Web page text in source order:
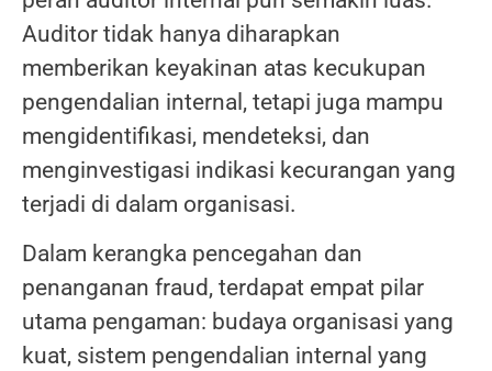
Auditor tidak hanya diharapkan
memberikan keyakinan atas kecukupan
pengendalian internal, tetapi juga mampu
mengidentifikasi, mendeteksi, dan
menginvestigasi indikasi kecurangan yang
terjadi di dalam organisasi.
Dalam kerangka pencegahan dan
penanganan fraud, terdapat empat pilar
utama pengaman: budaya organisasi yang
kuat, sistem pengendalian internal yang